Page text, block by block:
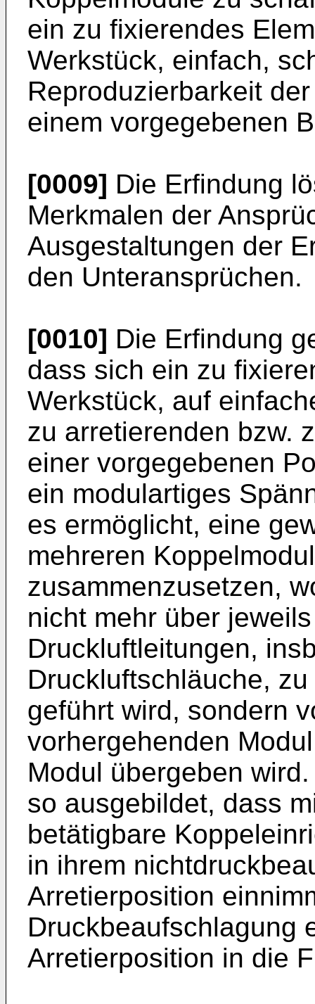
ein zu fixierendes
Werkstück, einfach,
Reproduzierbarkeit
einem vorgegebenen
[0009] Die Erfindung
Merkmalen der
Ausgestaltungen der
den Unteransprüchen.
[0010] Die Erfindung
dass sich ein zu
Werkstück, auf
zu arretierenden bzw.
einer vorgegebenen
ein modulartiges
es ermöglicht, eine
mehreren
zusammenzusetzen,
nicht mehr über
Druckluftleitungen,
Druckluftschläuche,
geführt wird, sondern
vorhergehenden
Modul übergeben
so ausgebildet, dass
betätigbare
in ihrem
Arretierposition
Druckbeaufschlagung
Arretierposition in die